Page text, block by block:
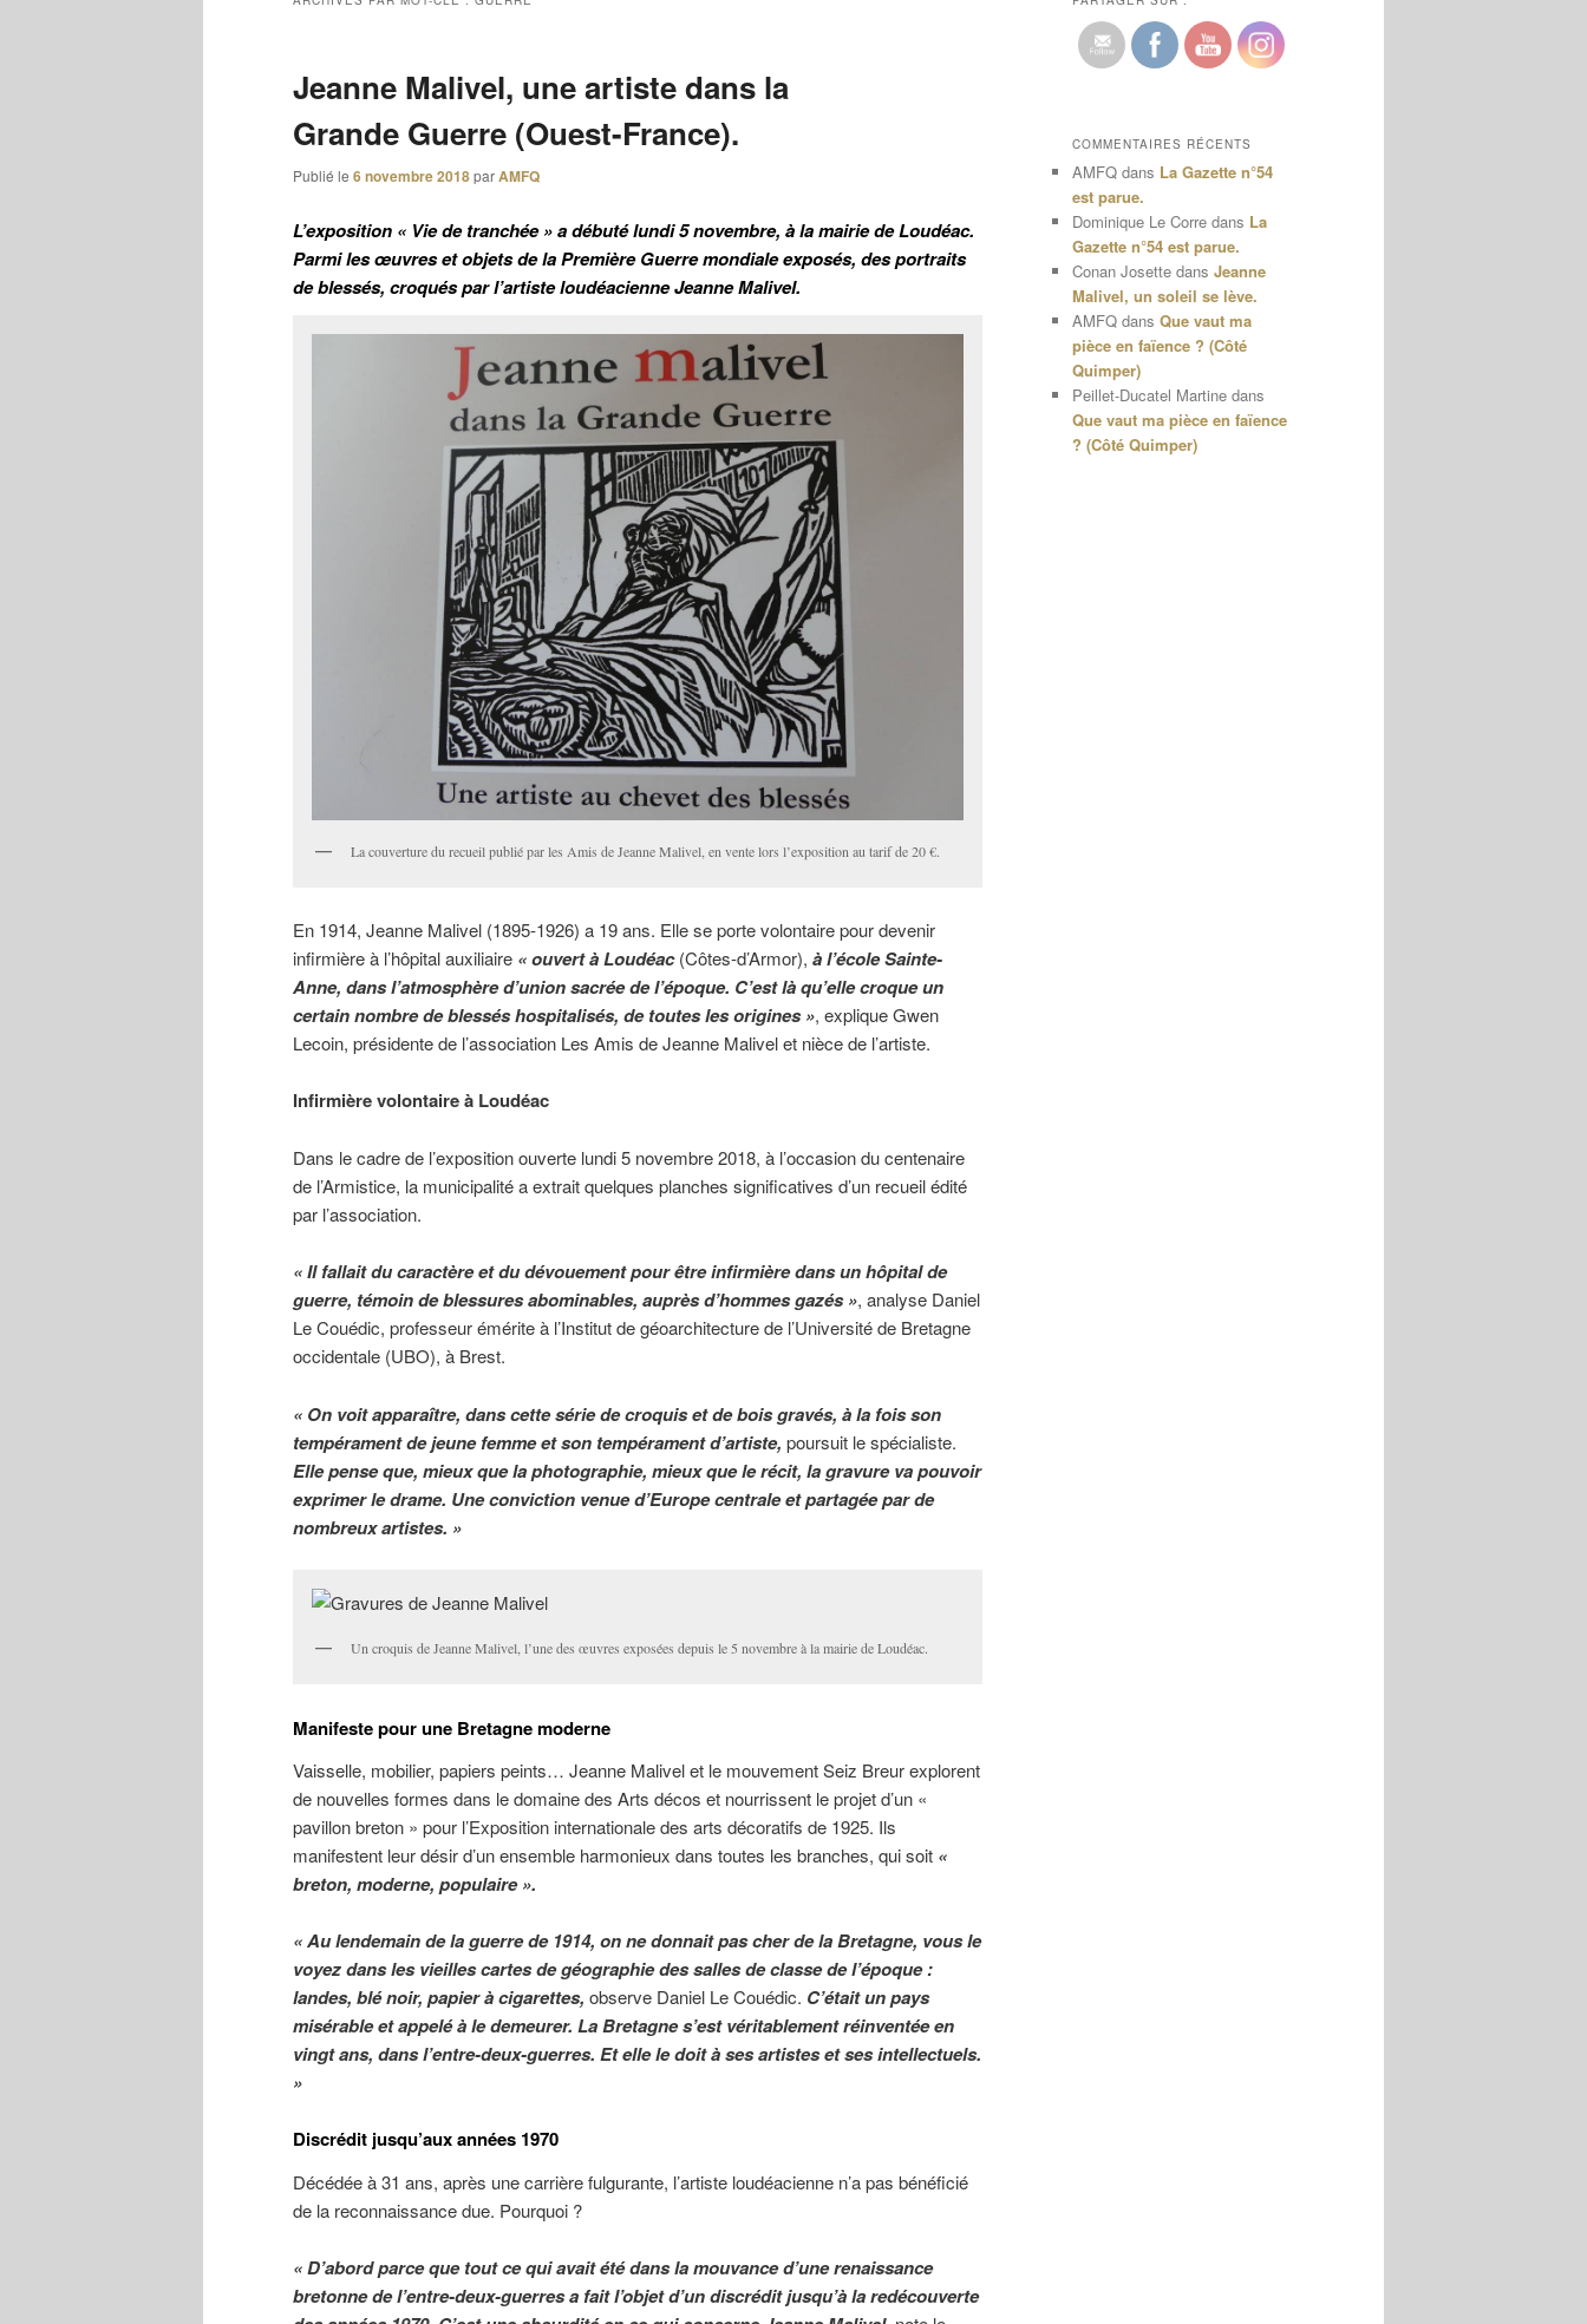
Jeanne Malivel, une artiste dans la
Grande Guerre (Ouest-France).
Publié le 6 novembre 2018parAMFQ
L’exposition « Vie de tranchée » a débuté lundi 5 novembre, à la mairie de Loudéac.
Parmi les œuvres et objets de la Première Guerre mondiale exposés, des portraits
de blessés, croqués par l’artiste loudéacienne Jeanne Malivel.
La couverture du recueil publié par les Amis de Jeanne Malivel, en vente lors l’exposition au tarif de 20 €.
En 1914, Jeanne Malivel (1895-1926) a 19 ans. Elle se porte volontaire pour devenir
infirmière à l’hôpital auxiliaire « ouvert à Loudéac(Côtes-d’Armor), à l’école Sainte-
Anne, dans l’atmosphère d’union sacrée de l’époque. C’est là qu’elle croque un
certain nombre de blessés hospitalisés, de toutes les origines », explique Gwen
Lecoin, présidente de l’association Les Amis de Jeanne Malivel et nièce de l’artiste.
Infirmière volontaire à Loudéac
Dans le cadre de l’exposition ouverte lundi 5 novembre 2018, à l’occasion du centenaire
de l’Armistice, la municipalité a extrait quelques planches significatives d’un recueil édité
par l’association.
« Il fallait du caractère et du dévouement pour être infirmière dans un hôpital de
guerre, témoin de blessures abominables, auprès d’hommes gazés », analyse Daniel
Le Couédic, professeur émérite à l’Institut de géoarchitecture de l’Université de Bretagne
occidentale (UBO), à Brest.
« On voit apparaître, dans cette série de croquis et de bois gravés, à la fois son
tempérament de jeune femme et son tempérament d’artiste, poursuit le spécialiste.
Elle pense que, mieux que la photographie, mieux que le récit, la gravure va pouvoir
exprimer le drame. Une conviction venue d’Europe centrale et partagée par de
nombreux artistes. »
Un croquis de Jeanne Malivel, l’une des œuvres exposées depuis le 5 novembre à la mairie de Loudéac.
Manifeste pour une Bretagne moderne
Vaisselle, mobilier, papiers peints… Jeanne Malivel et le mouvement Seiz Breur explorent
de nouvelles formes dans le domaine des Arts décos et nourrissent le projet d’un «
pavillon breton » pour l’Exposition internationale des arts décoratifs de 1925. Ils
manifestent leur désir d’un ensemble harmonieux dans toutes les branches, qui soit «
breton, moderne, populaire ».
« Au lendemain de la guerre de 1914, on ne donnait pas cher de la Bretagne, vous le
voyez dans les vieilles cartes de géographie des salles de classe de l’époque :
landes, blé noir, papier à cigarettes, observe Daniel Le Couédic. C’était un pays
misérable et appelé à le demeurer. La Bretagne s’est véritablement réinventée en
vingt ans, dans l’entre-deux-guerres. Et elle le doit à ses artistes et ses intellectuels.
»
Discrédit jusqu’aux années 1970
Décédée à 31 ans, après une carrière fulgurante, l’artiste loudéacienne n’a pas bénéficié
de la reconnaissance due. Pourquoi ?
« D’abord parce que tout ce qui avait été dans la mouvance d’une renaissance
bretonne de l’entre-deux-guerres a fait l’objet d’un discrédit jusqu’à la redécouverte
COMMENTAIRES RÉCENTS
AMFQ dans La Gazette n°54
est parue.
Dominique Le Corre dans La
Gazette n°54 est parue.
Conan Josette dans Jeanne
Malivel, un soleil se lève.
AMFQ dans Que vaut ma
pièce en faïence ? (Côté
Quimper)
Peillet-Ducatel Martine dans
Que vaut ma pièce en faïence
? (Côté Quimper)